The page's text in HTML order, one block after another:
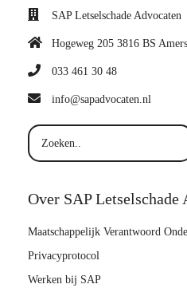
SAP Letselschade Advocaten
Hogeweg 205 3816 BS
033 461 30 48
info@sapadvocaten.nl
Over SAP Letselschade
Maatschappelijk Verantwoord
Privacyprotocol
Werken bij SAP